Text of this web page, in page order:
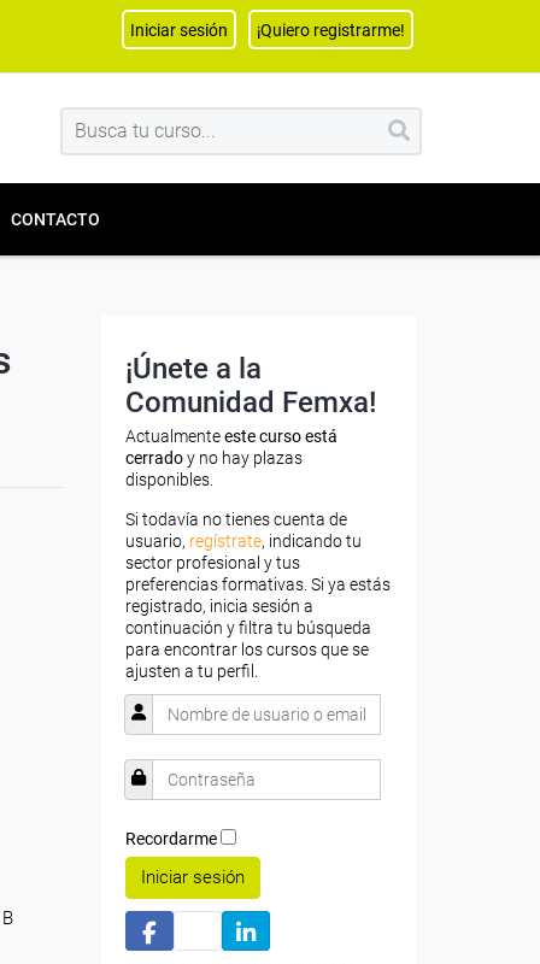
Iniciar sesión ¡Quiero registrarme!
CONTACTO
¡Únete a la
Comunidad Femxa!
Actualmenteeste curso está
cerradoy no hay plazas
disponibles.
Si todavía no tienes cuenta de
usuario, regístrate, indicando tu
sector profesional y tus
preferencias formativas. Si ya estás
registrado, inicia sesión a
continuación y filtra tu búsqueda
para encontrar los cursos que se
ajusten a tu perfil.
Recordarme
Iniciar sesión